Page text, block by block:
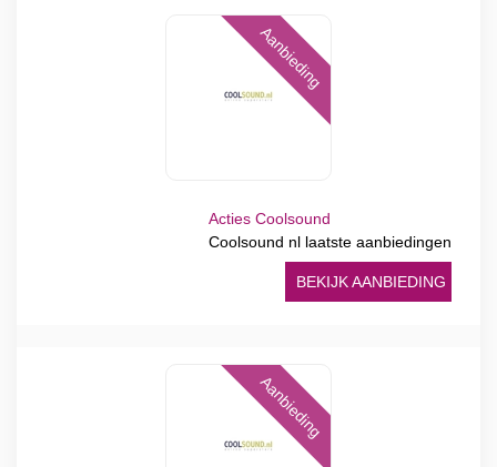
Aanbieding
Acties Coolsound
Coolsound nl laatste aanbiedingen
BEKIJK AANBIEDING
Aanbieding